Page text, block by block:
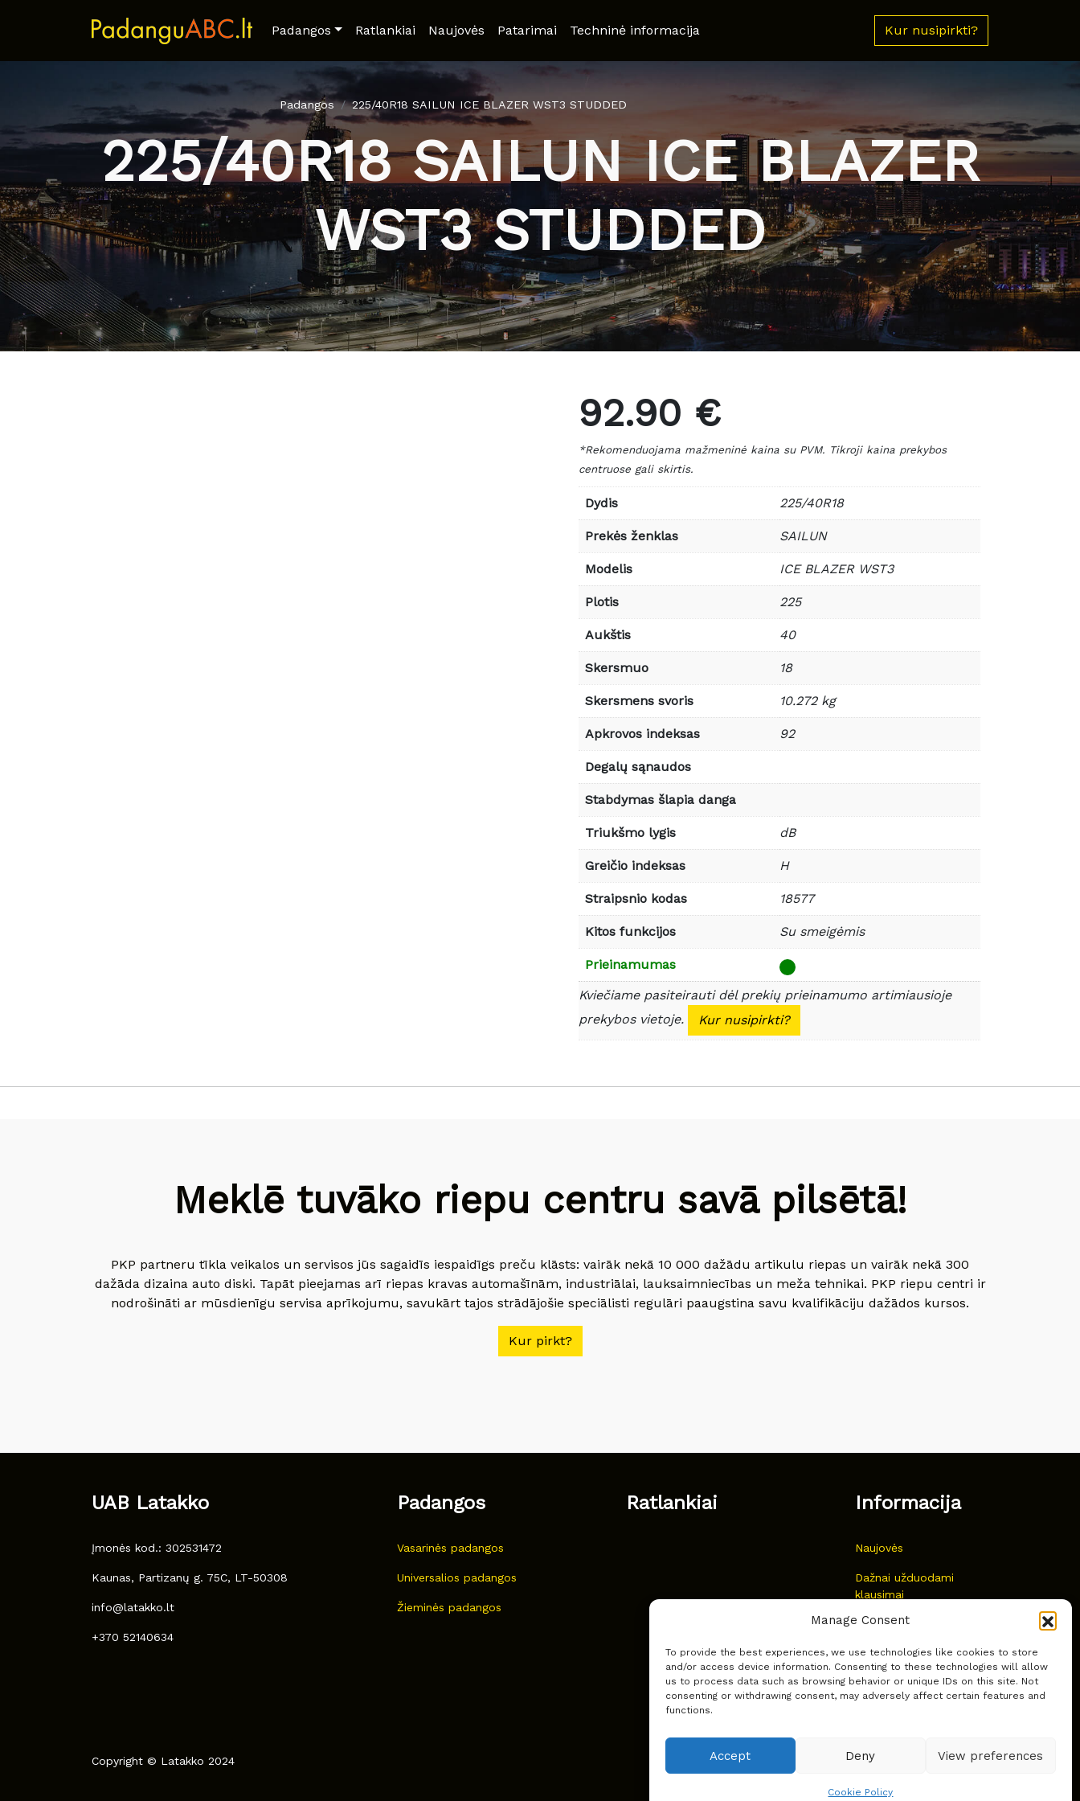
Manage Consent
To provide the best experiences, we use technologies like cookies to store
and/or access device information. Consenting to these technologies will allow
us to process data such as browsing behavior or unique IDs on this site. Not
consenting or withdrawing consent, may adversely affect certain features and
functions.
Accept Deny View preferences
Cookie Policy
Padangos Ratlankiai Naujovės Patarimai Techninė informacija Kur nusipirkti?
Padangos 225/40R18 SAILUN ICE BLAZER WST3 STUDDED
225/40R18 SAILUN ICE BLAZER
WST3 STUDDED
92.90 €
*Rekomenduojama mažmeninė kaina su PVM. Tikroji kaina prekybos
centruose gali skirtis.
Dydis 225/40R18
Prekės ženklas SAILUN
Modelis ICE BLAZER WST3
Plotis 225
Aukštis 40
Skersmuo 18
Skersmens svoris 10.272 kg
Apkrovos indeksas 92
Degalų sąnaudos
Stabdymas šlapia danga
Triukšmo lygis dB
Greičio indeksas H
Straipsnio kodas 18577
Kitos funkcijos Su smeigėmis
Prieinamumas
Kviečiame pasiteirauti dėl prekių prieinamumo artimiausioje
prekybos vietoje.
Kur nusipirkti?
Meklē tuvāko riepu centru savā pilsētā!
PKP partneru tīkla veikalos un servisos jūs sagaidīs iespaidīgs preču klāsts: vairāk nekā 10 000 dažādu artikulu riepas un vairāk nekā 300
dažāda dizaina auto diski. Tapāt pieejamas arī riepas kravas automašīnām, industriālai, lauksaimniecības un meža tehnikai. PKP riepu centri ir
nodrošināti ar mūsdienīgu servisa aprīkojumu, savukārt tajos strādājošie speciālisti regulāri paaugstina savu kvalifikāciju dažādos kursos.
Kur pirkt?
UAB Latakko
Įmonės kod.: 302531472
Kaunas, Partizanų g. 75C, LT-50308
info@latakko.lt
+370 52140634
Padangos
Vasarinės padangos
Universalios padangos
Žieminės padangos
Ratlankiai Informacija
Naujovės
Dažnai užduodami
klausimai
Kur nusipirkti?
Privatumas
Copyright © Latakko 2024